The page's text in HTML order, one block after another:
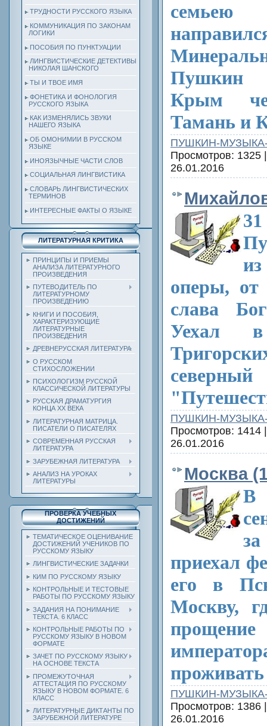
ТРУДНОСТИ РУССКОГО ЯЗЫКА
КОММУНИКАЦИЯ ПО ЗАКОНАМ
ЛОГИКИ
ПОСОБИЯ ПО ПУНКТУАЦИИ
ЛИНГВИСТИЧЕСКИЕ ДЕТЕКТИВЫ
НИКОЛАЯ ШАНСКОГО
ТЫ И ТВОЕ ИМЯ
ФОНЕТИКА И ФОНОЛОГИЯ
РУССКОГО ЯЗЫКА
КАК ИЗМЕНЯЛИСЬ ЗВУКИ
НАШЕГО ЯЗЫКА
ОБ ОМОНИМИИ В РУССКОМ
ЯЗЫКЕ
ИНОЯЗЫЧНЫЕ ЧАСТИ СЛОВ
СОЦИАЛЬНАЯ ЛИНГВИСТИКА
СЛОВАРЬ ЛИНГВИСТИЧЕСКИХ
ТЕРМИНОВ
ИНТЕРЕСНЫЕ ФАКТЫ О ЯЗЫКЕ
ЛИТЕРАТУРНАЯ КРИТИКА
ПРИНЦИПЫ И ПРИЕМЫ
АНАЛИЗА ЛИТЕРАТУРНОГО
ПРОИЗВЕДЕНИЯ
ПУТЕВОДИТЕЛЬ ПО
ЛИТЕРАТУРНОМУ
ПРОИЗВЕДЕНИЮ
КНИГИ И ПОСОБИЯ,
ХАРАКТЕРИЗУЮЩИЕ
ЛИТЕРАТУРНЫЕ
ПРОИЗВЕДЕНИЯ
ДРЕВНЕРУССКАЯ ЛИТЕРАТУРА
О РУССКОМ
СТИХОСЛОЖЕНИИ
ПСИХОЛОГИЗМ РУССКОЙ
КЛАССИЧЕСКОЙ ЛИТЕРАТУРЫ
РУССКАЯ ДРАМАТУРГИЯ
КОНЦА ХХ ВЕКА
ЛИТЕРАТУРНАЯ МАТРИЦА.
ПИСАТЕЛИ О ПИСАТЕЛЯХ
СОВРЕМЕННАЯ РУССКАЯ
ЛИТЕРАТУРА
ЗАРУБЕЖНАЯ ЛИТЕРАТУРА
АНАЛИЗ НА УРОКАХ
ЛИТЕРАТУРЫ
ПРОВЕРКА УЧЕБНЫХ
ДОСТИЖЕНИЙ
ТЕМАТИЧЕСКОЕ ОЦЕНИВАНИЕ
ДОСТИЖЕНИЙ УЧЕНИКОВ ПО
РУССКОМУ ЯЗЫКУ
ЛИНГВИСТИЧЕСКИЕ ЗАДАЧКИ
КИМ ПО РУССКОМУ ЯЗЫКУ
КОНТРОЛЬНЫЕ И ТЕСТОВЫЕ
РАБОТЫ ПО РУССКОМУ ЯЗЫКУ
ЗАДАНИЯ НА ПОНИМАНИЕ
ТЕКСТА. 6 КЛАСС
КОНТРОЛЬНЫЕ РАБОТЫ ПО
РУССКОМУ ЯЗЫКУ В НОВОМ
ФОРМАТЕ
ЗАЧЕТ ПО РУССКОМУ ЯЗЫКУ
НА ОСНОВЕ ТЕКСТА
ПРОМЕЖУТОЧНАЯ
АТТЕСТАЦИЯ ПО РУССКОМУ
ЯЗЫКУ В НОВОМ ФОРМАТЕ. 6
КЛАСС
ЛИТЕРАТУРНЫЕ ДИКТАНТЫ ПО
ЗАРУБЕЖНОЙ ЛИТЕРАТУРЕ
Пушкин
Крым
Тамань и
ПУШКИН-
Просмотров:
26.01.2016
оперы,
слава
Уехал
северный
ПУШКИН-
Просмотров:
26.01.2016
Москва
В
приехал
его в
Москву,
проживать
ПУШКИН-
Просмотров:
26.01.2016